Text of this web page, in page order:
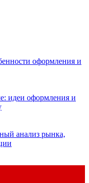
оформления и
идеи оформления и
анализ рынка,